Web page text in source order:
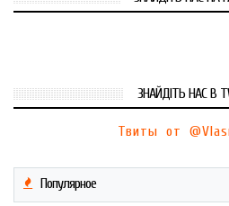
ЗНАЙДІТЬ НАС В
Твиты от
Популярное